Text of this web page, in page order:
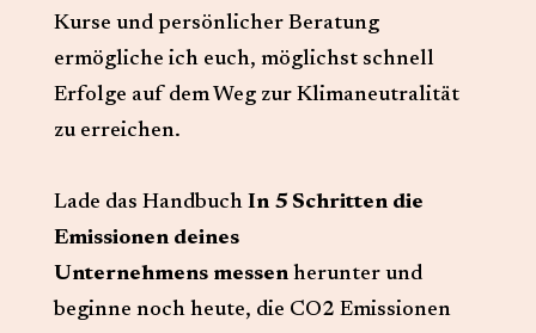
Kurse und persönlicher Beratung
ermögliche ich euch, möglichst schnell
Erfolge auf dem Weg zur Klimaneutralität
zu erreichen.
Lade das Handbuch In 5 Schritten die
Emissionen deines
Unternehmens messenherunter und
beginne noch heute, die CO2 Emissionen